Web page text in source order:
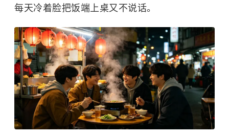
每天冷着脸把饭端上桌又不说话。